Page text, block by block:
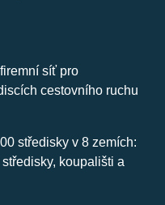
síť pro
cestovního ruchu
středisky v 8 zemích:
koupališti a